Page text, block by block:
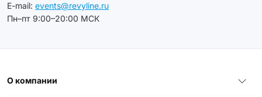
E-mail: events@revyline.ru
Пн–пт 9:00–20:00 МСК
О компании